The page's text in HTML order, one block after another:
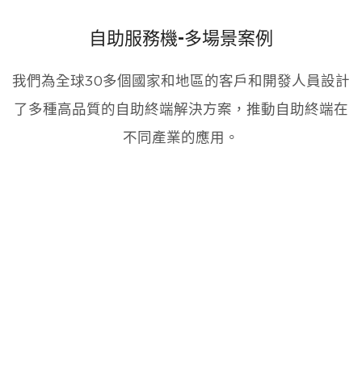
自助服務機-多場景案例
我們為全球30多個國家和地區的客戶和開發人員設計
了多種高品質的自助終端解決方案，推動自助終端在
不同產業的應用。